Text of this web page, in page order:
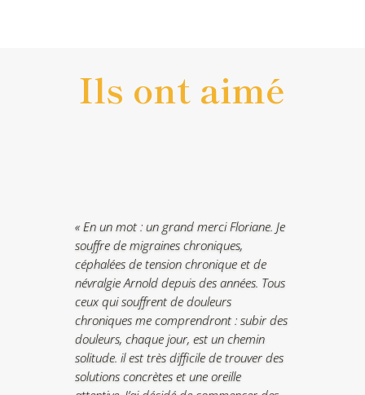
Ils ont aimé
« En un mot : un grand merci Floriane. Je
souffre de migraines chroniques,
céphalées de tension chronique et de
névralgie Arnold depuis des années. Tous
ceux qui souffrent de douleurs
chroniques me comprendront : subir des
douleurs, chaque jour, est un chemin
solitude. il est très difficile de trouver des
solutions concrètes et une oreille